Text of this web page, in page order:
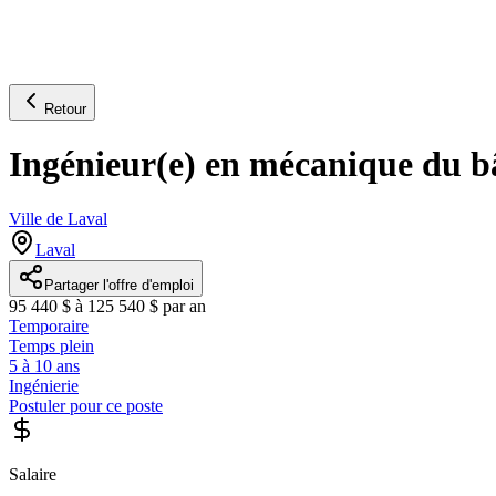
Retour
Ingénieur(e) en mécanique du
Ville de Laval
Laval
Partager l'offre d'emploi
95 440 $ à 125 540 $ par an
Temporaire
Temps plein
5 à 10 ans
Ingénierie
Postuler pour ce poste
Salaire